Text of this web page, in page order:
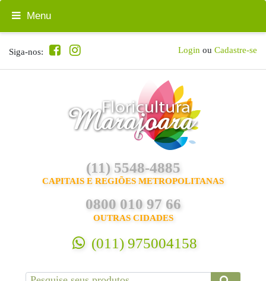
Siga-nos: Login ou Cadastre-se
(11) 5548-4885
CAPITAIS E REGIÕES METROPOLITANAS
0800 010 97 66
OUTRAS CIDADES
(011) 975004158
Menu